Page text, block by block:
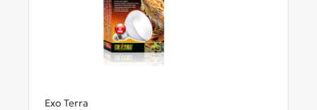
Exo Terra